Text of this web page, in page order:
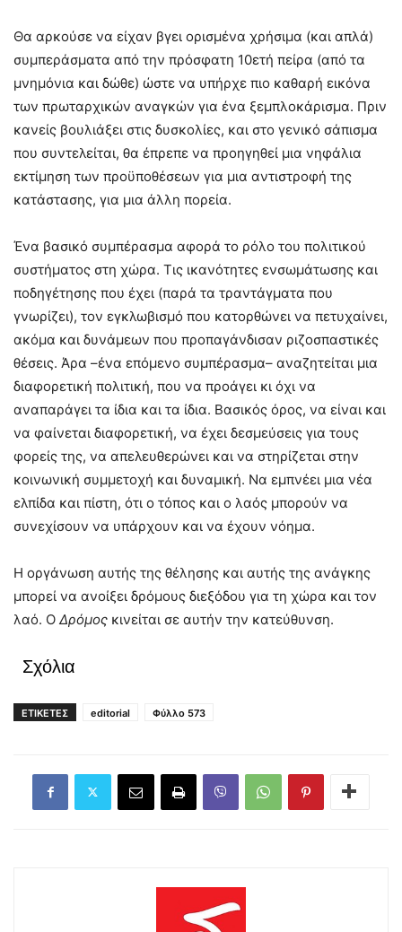
Θα αρκούσε να είχαν βγει ορισμένα χρήσιμα (και απλά)
συμπεράσματα από την πρόσφατη 10ετή πείρα (από τα
μνημόνια και δώθε) ώστε να υπήρχε πιο καθαρή εικόνα
των πρωταρχικών αναγκών για ένα ξεμπλοκάρισμα. Πριν
κανείς βουλιάξει στις δυσκολίες, και στο γενικό σάπισμα
που συντελείται, θα έπρεπε να προηγηθεί μια νηφάλια
εκτίμηση των προϋποθέσεων για μια αντιστροφή της
κατάστασης, για μια άλλη πορεία.
Ένα βασικό συμπέρασμα αφορά το ρόλο του πολιτικού
συστήματος στη χώρα. Τις ικανότητες ενσωμάτωσης και
ποδηγέτησης που έχει (παρά τα τραντάγματα που
γνωρίζει), τον εγκλωβισμό που κατορθώνει να πετυχαίνει,
ακόμα και δυνάμεων που προπαγάνδισαν ριζοσπαστικές
θέσεις. Άρα –ένα επόμενο συμπέρασμα– αναζητείται μια
διαφορετική πολιτική, που να προάγει κι όχι να
αναπαράγει τα ίδια και τα ίδια. Βασικός όρος, να είναι και
να φαίνεται διαφορετική, να έχει δεσμεύσεις για τους
φορείς της, να απελευθερώνει και να στηρίζεται στην
κοινωνική συμμετοχή και δυναμική. Να εμπνέει μια νέα
ελπίδα και πίστη, ότι ο τόπος και ο λαός μπορούν να
συνεχίσουν να υπάρχουν και να έχουν νόημα.
Η οργάνωση αυτής της θέλησης και αυτής της ανάγκης
μπορεί να ανοίξει δρόμους διεξόδου για τη χώρα και τον
λαό. Ο Δρόμος κινείται σε αυτήν την κατεύθυνση.
Σχόλια
ΕΤΙΚΕΤΕΣ editorial Φύλλο 573